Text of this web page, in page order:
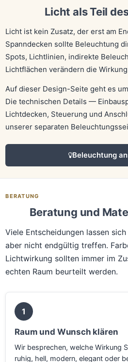
Licht als Teil
Licht ist kein Zusatz, der erst am
Spanndecken sollte Beleuchtung
Spots, Lichtlinien, indirekte
Lichtflächen verändern die
Auf dieser Design-Seite geht es
Die technischen Details —
Lichtdecken, Steuerung und
unserer separaten
Beleuchtung
BERATUNG
Beratung und
Viele Entscheidungen lassen
aber nicht endgültig treffen.
Lichtwirkung sollten immer im
echten Raum beurteilt werden.
1
Raum und Wunsch klären
Wir besprechen, welche Wirkung
ruhig, hell, modern, elegant oder